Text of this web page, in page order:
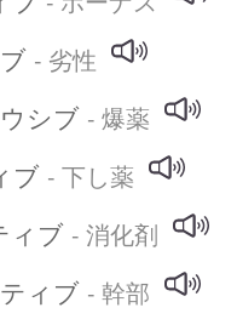
- 劣性
シブ - 爆薬
ブ - 下し薬
ィブ - 消化剤
ィブ - 幹部